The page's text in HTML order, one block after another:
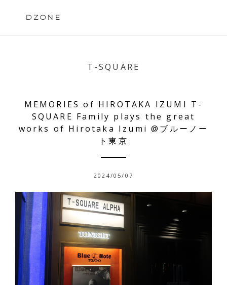
DZONE
T-SQUARE
MEMORIES of HIROTAKA IZUMI T-
SQUARE Family plays the great
works of Hirotaka Izumi @ブルーノー
ト東京
2024/05/07